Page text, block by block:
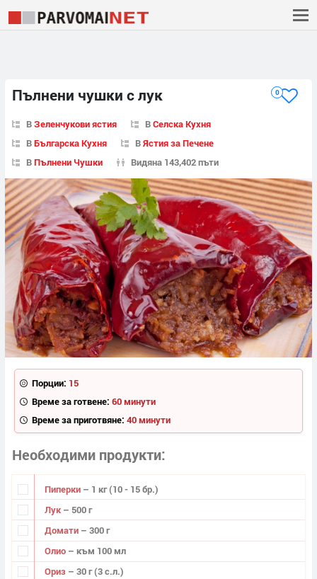
Пълнени чушки с лук 0
ВЗеленчукови ястия ВСелска Кухня
ВБългарска Кухня ВЯстия за Печене
ВПълнени Чушки Видяна 143,402 пъти
Порции: 15
Време за готвене: 60 минути
Време за приготвяне: 40 минути
Необходими продукти
Пиперки – 1 кг (10 - 15 бр.)
Лук – 500 г
Домати – 300 г
Олио – към 100 мл
Ориз – 30 г (3 с.л.)